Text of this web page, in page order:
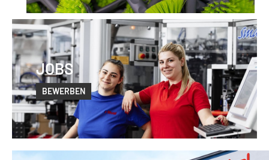
JOBS
BEWERBEN